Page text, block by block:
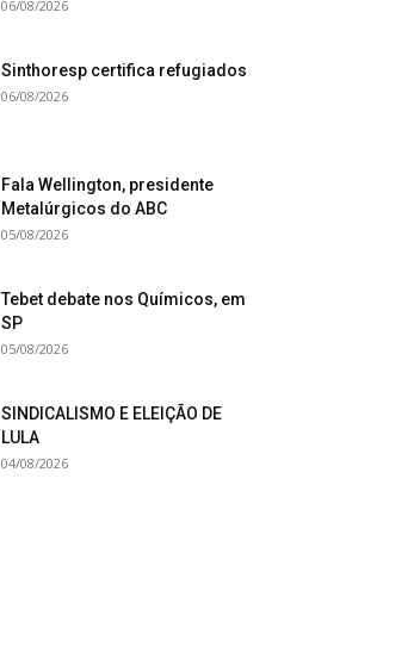
06/08/2026
Sinthoresp certifica refugiados
06/08/2026
Fala Wellington, presidente
Metalúrgicos do ABC
05/08/2026
Tebet debate nos Químicos, em
SP
05/08/2026
SINDICALISMO E ELEIÇÃO DE
LULA
04/08/2026